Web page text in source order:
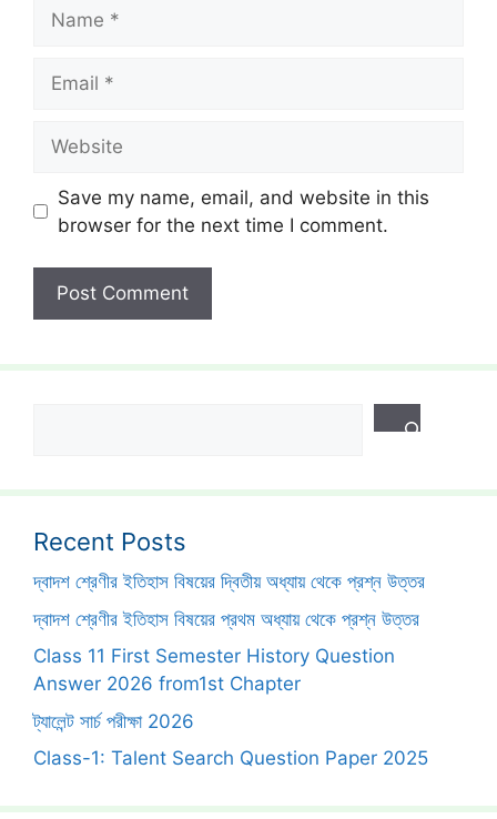
Save my name, email, and website in this
browser for the next time I comment.
Recent Posts
দ্বাদশ শ্রেণীর ইতিহাস বিষয়ের দ্বিতীয় অধ্যায় থেকে প্রশ্ন উত্তর
দ্বাদশ শ্রেণীর ইতিহাস বিষয়ের প্রথম অধ্যায় থেকে প্রশ্ন উত্তর
Class 11 First Semester History Question
Answer 2026 from1st Chapter
ট্যালেন্ট সার্চ পরীক্ষা 2026
Class-1: Talent Search Question Paper 2025